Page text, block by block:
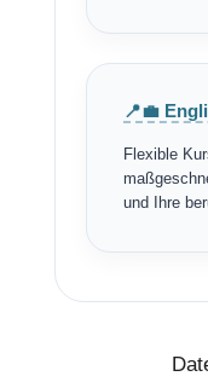
📍💼
Flexible
und Ihre